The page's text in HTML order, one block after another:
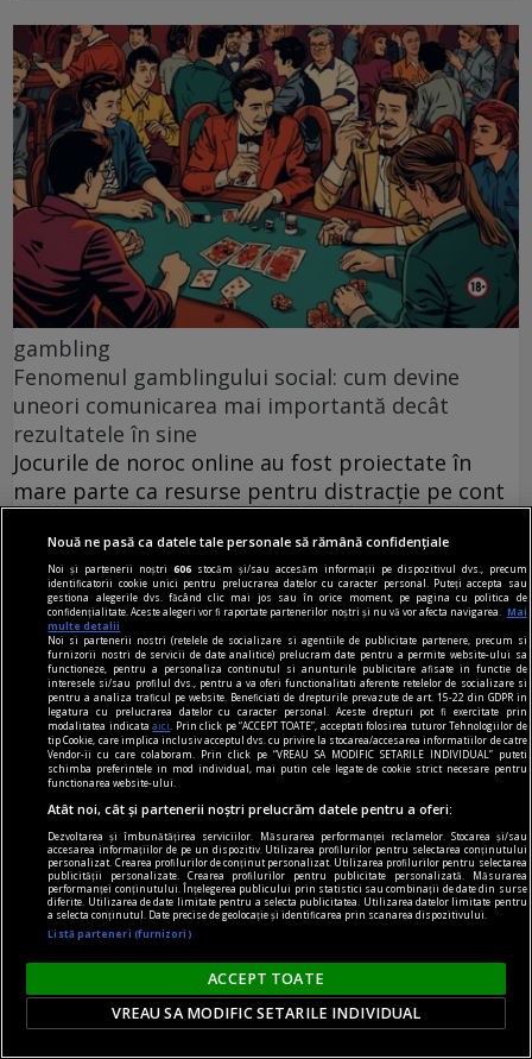
gambling
Fenomenul gamblingului social: cum devine
uneori comunicarea mai importantă decât
rezultatele în sine
Jocurile de noroc online au fost proiectate în
mare parte ca resurse pentru distracție pe cont
utilizatorul interacționează asumat doar cu
operatorul platformei iGaming.
cititori
„Insula” care unește. Cum aduni într-un spațiu
mic o comunitate de cititori?
O comunitate de cititori nu are nevoie de o sală
Nouă ne pasă ca datele tale personale să rămână confidențiale
Noi și partenerii noștri606 stocăm și/sau accesăm informații pe dispozitivul dvs., precum
identificatorii cookie unici pentru prelucrarea datelor cu caracter personal. Puteți accepta sau
gestiona alegerile dvs. făcând clic mai jos sau în orice moment, pe pagina cu politica de
confidențialitate. Aceste alegeri vor fi raportate partenerilor noștri și nu vă vor afecta navigarea.
Mai
multe detalii
Noi si partenerii nostri (retelele de socializare si agentiile de publicitate partenere, precum si
furnizorii nostri de servicii de date analitice) prelucram date pentru a permite website-ului sa
functioneze, pentru a personaliza continutul si anunturile publicitare afisate in functie de
interesele si/sau profilul dvs., pentru a va oferi functionalitati aferente retelelor de socializare si
pentru a analiza traficul pe website. Beneficiati de drepturile prevazute de art. 15-22 din GDPR in
legatura cu prelucrarea datelor cu caracter personal. Aceste drepturi pot fi exercitate prin
modalitatea indicataaici
. Prin click pe “ACCEPT TOATE”, acceptati folosirea tuturor Tehnologiilor de
tip Cookie, care implica inclusiv acceptul dvs. cu privire la stocarea/accesarea informatiilor de catre
Vendor-ii cu care colaboram. Prin click pe “VREAU SA MODIFIC SETARILE INDIVIDUAL” puteti
schimba preferintele in mod individual, mai putin cele legate de cookie strict necesare pentru
functionarea website-ului.
Atât noi, cât și partenerii noștri prelucrăm datele pentru a oferi:
Dezvoltarea și îmbunătățirea serviciilor. Măsurarea performanței reclamelor. Stocarea și/sau
accesarea informațiilor de pe un dispozitiv. Utilizarea profilurilor pentru selectarea conținutului
personalizat. Crearea profilurilor de conținut personalizat. Utilizarea profilurilor pentru selectarea
publicității personalizate. Crearea profilurilor pentru publicitate personalizată. Măsurarea
performanței conținutului. Înțelegerea publicului prin statistici sau combinații de date din surse
diferite. Utilizarea de date limitate pentru a selecta publicitatea. Utilizarea datelor limitate pentru
a selecta conținutul. Date precise de geolocație și identificarea prin scanarea dispozitivului.
Listă parteneri (furnizori)
ACCEPT TOATE
VREAU SA MODIFIC SETARILE INDIVIDUAL